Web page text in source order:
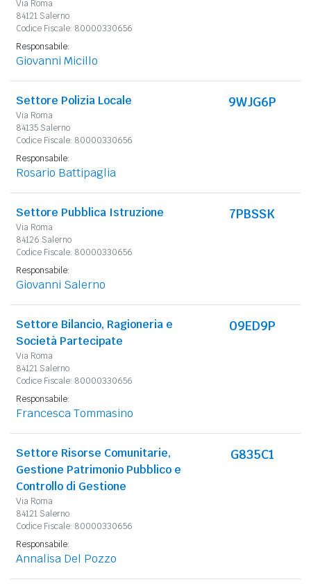
Via Roma
84121 Salerno
Codice Fiscale: 80000330656
Responsabile:
Giovanni Micillo
Settore Polizia Locale
Via Roma
84135 Salerno
Codice Fiscale: 80000330656
9WJG6P
Responsabile:
Rosario Battipaglia
Settore Pubblica Istruzione
Via Roma
84126 Salerno
Codice Fiscale: 80000330656
7PBSSK
Responsabile:
Giovanni Salerno
Settore Bilancio, Ragioneria e
Società Partecipate
Via Roma
84121 Salerno
Codice Fiscale: 80000330656
09ED9P
Responsabile:
Francesca Tommasino
Settore Risorse Comunitarie,
Gestione Patrimonio Pubblico e
Controllo di Gestione
Via Roma
84121 Salerno
Codice Fiscale: 80000330656
G835C1
Responsabile:
Annalisa Del Pozzo